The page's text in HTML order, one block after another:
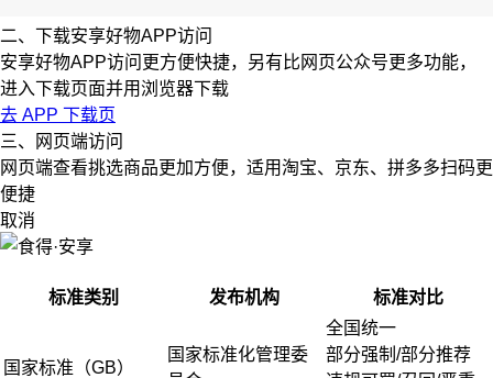
二、下载安享好物APP访问
安享好物APP访问更方便快捷，另有比网页公众号更多功能，
进入下载页面并用浏览器下载
去 APP 下载页
三、网页端访问
网页端查看挑选商品更加方便，适用淘宝、京东、拼多多扫码更
便捷
取消
标准类别 发布机构 标准对比
国家标准（GB）
国家标准化管理委
全国统一
部分强制/部分推荐